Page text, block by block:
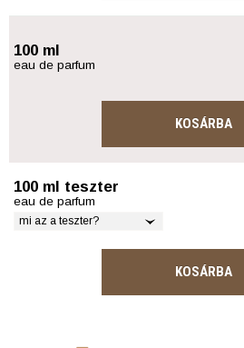
100 ml
eau de parfum
KOSÁRBA
100 ml teszter
eau de parfum
mi az a teszter?
KOSÁRBA